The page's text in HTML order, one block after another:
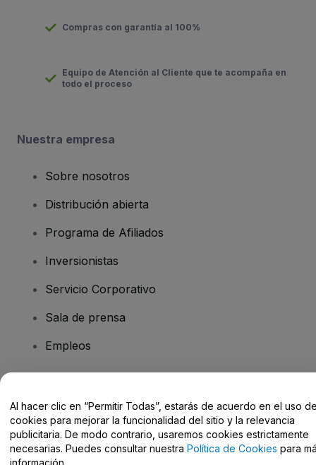
Compras con garantía al 100%
Equipo de Atención al Cliente que te acompaña en
todo el proceso
Nuestra empresa
Sobre nosotros
Distribución abierta
Programa de Afiliados
Inversionistas
Servicio Corporativo
Sala de prensa
Empleos
Centro de Ayuda / Contacto
Al hacer clic en “Permitir Todas”, estarás de acuerdo en el uso
cookies para mejorar la funcionalidad del sitio y la relevancia
publicitaria. De modo contrario, usaremos cookies estrictamente
necesarias. Puedes consultar nuestra Política de Cookies para
información.